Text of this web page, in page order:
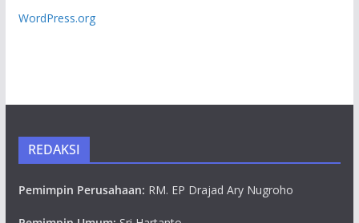
WordPress.org
REDAKSI
Pemimpin Perusahaan: RM. EP Drajad Ary Nugroho